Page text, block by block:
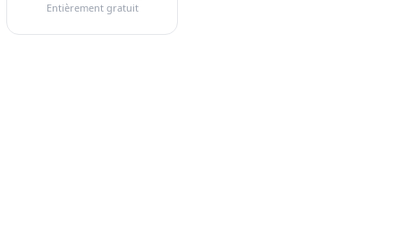
Entièrement gratuit